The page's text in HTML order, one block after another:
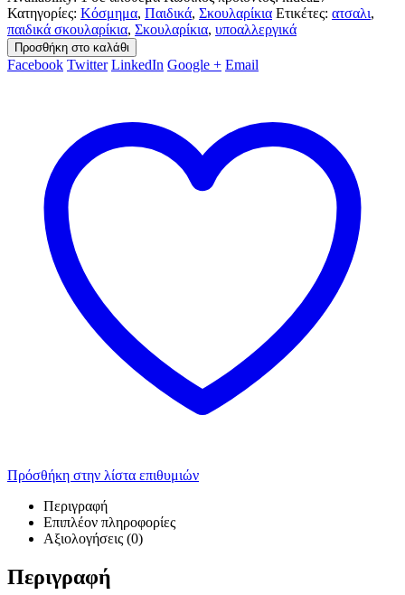
Κατηγορίες: Κόσμημα, Παιδικά, Σκουλαρίκια Ετικέτες: ατσαλι,
παιδικά σκουλαρίκια, Σκουλαρίκια, υποαλλεργικά
Προσθήκη στο καλάθι
Facebook Twitter LinkedIn Google + Email
Πρόσθήκη στην λίστα επιθυμιών
Περιγραφή
Επιπλέον πληροφορίες
Αξιολογήσεις (0)
Περιγραφή